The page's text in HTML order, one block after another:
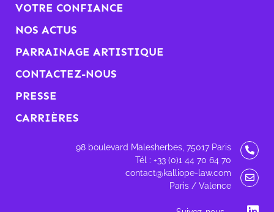
VOTRE CONFIANCE
NOS ACTUS
PARRAINAGE ARTISTIQUE
CONTACTEZ-NOUS
PRESSE
CARRIÈRES
98 boulevard Malesherbes, 75017 Paris
Tél : +33 (0)1 44 70 64 70
contact@kalliope-law.com
Paris / Valence